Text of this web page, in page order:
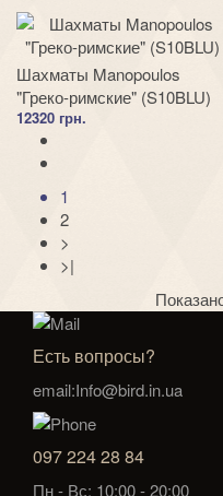
Шахматы Manopoulos
"Греко-римские" (S10BLU)
12320 грн.
1
2
>
>|
Есть вопросы?
email:Info@bird.in.ua
097 224 28 84
Пн - Вс: 10:00 - 20:00